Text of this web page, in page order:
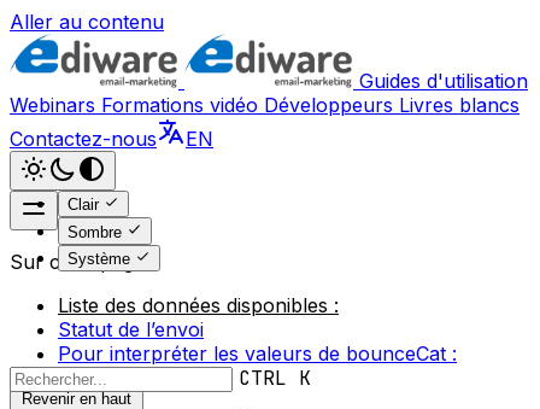
Aller au contenu
Guides d'utilisation
Webinars Formations vidéo Développeurs Livres blancs
Contactez-nous
EN
Clair
Sombre
Système
CTRL K
Sur cette page
Liste des données disponibles :
Statut de l’envoi
Pour interpréter les valeurs de bounceCat :
Revenir en haut